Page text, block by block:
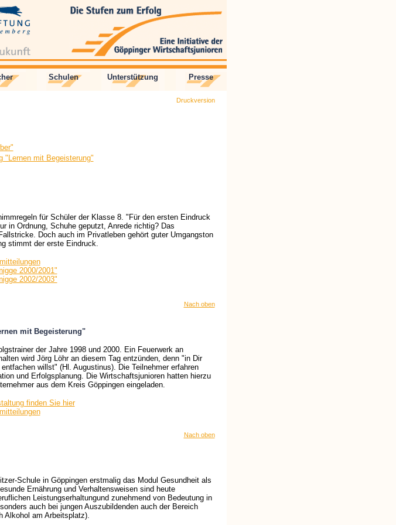
Schulen Unterstützung Presse
Druckversion
"Lernen mit Begeisterung"
für Schüler der Klasse 8. "Für den ersten Eindruck
in Ordnung, Schuhe geputzt, Anrede richtig? Das
Doch auch im Privatleben gehört guter Umgangston
stimmt der erste Eindruck.
2000/2001"
2002/2003"
Nach oben
mit Begeisterung"
der Jahre 1998 und 2000. Ein Feuerwerk an
wird Jörg Löhr an diesem Tag entzünden, denn "in Dir
willst" (Hl. Augustinus). Die Teilnehmer erfahren
und Erfolgsplanung. Die Wirtschaftsjunioren hatten hierzu
aus dem Kreis Göppingen eingeladen.
finden Sie hier
Nach oben
Schule in Göppingen erstmalig das Modul Gesundheit als
Ernährung und Verhaltensweisen sind heute
Leistungserhaltungund zunehmend von Bedeutung in
auch bei jungen Auszubildenden auch der Bereich
Alkohol am Arbeitsplatz).